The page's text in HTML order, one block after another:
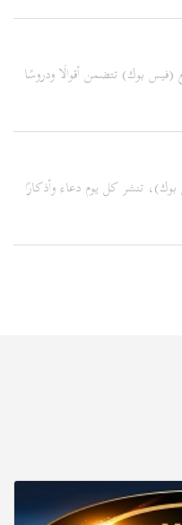
بوك) تتضمن أقوالًا ودروسًا
تنشر كل يوم دعاء وأذكارًا